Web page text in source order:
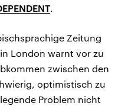
.
Zeitung
London warnt vor zu
zwischen den
optimistisch zu
Problem nicht